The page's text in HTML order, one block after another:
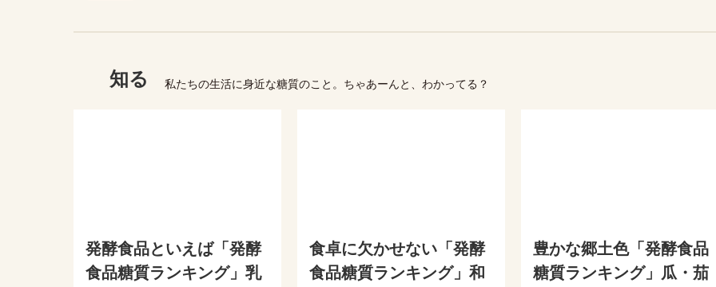
知る 私たちの生活に身近な糖質のこと。ちゃあーんと、わかってる？
発酵食品といえば「発酵
食品糖質ランキング」乳
食卓に欠かせない「発酵
食品糖質ランキング」和
豊かな郷土色「発酵食品
糖質ランキング」瓜・茄